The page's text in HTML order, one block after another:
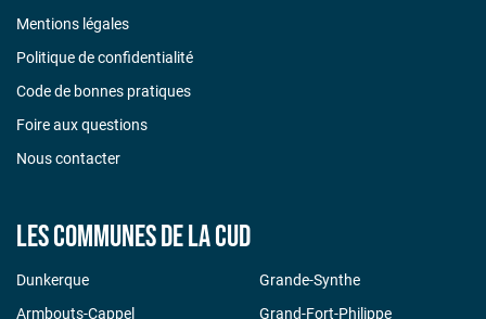
Mentions légales
Politique de confidentialité
Code de bonnes pratiques
Foire aux questions
Nous contacter
Les communes de la CUD
Dunkerque
Armbouts-Cappel
Grande-Synthe
Grand-Fort-Philippe